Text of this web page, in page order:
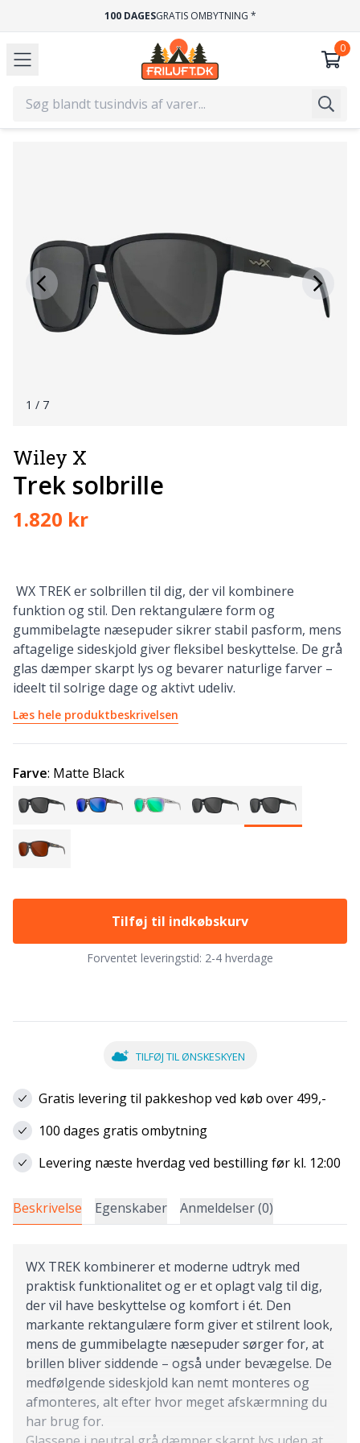
100 DAGESGRATIS OMBYTNING *
1 / 7
Wiley X
Trek solbrille
1.820 kr
WX TREK er solbrillen til dig, der vil kombinere
funktion og stil. Den rektangulære form og
gummibelagte næsepuder sikrer stabil pasform, mens
aftagelige sideskjold giver fleksibel beskyttelse. De grå
glas dæmper skarpt lys og bevarer naturlige farver –
ideelt til solrige dage og aktivt udeliv.
Læs hele produktbeskrivelsen
Farve: Matte Black
Tilføj til indkøbskurv
Forventet leveringstid: 2-4 hverdage
TILFØJ TIL ØNSKESKYEN
Gratis levering til pakkeshop ved køb over 499,-
100 dages gratis ombytning
Levering næste hverdag ved bestilling før kl. 12:00
Beskrivelse Egenskaber Anmeldelser (0)
WX TREK kombinerer et moderne udtryk med
praktisk funktionalitet og er et oplagt valg til dig,
der vil have beskyttelse og komfort i ét. Den
markante rektangulære form giver et stilrent look,
mens de gummibelagte næsepuder sørger for, at
brillen bliver siddende – også under bevægelse. De
medfølgende sideskjold kan nemt monteres og
afmonteres, alt efter hvor meget afskærmning du
har brug for.